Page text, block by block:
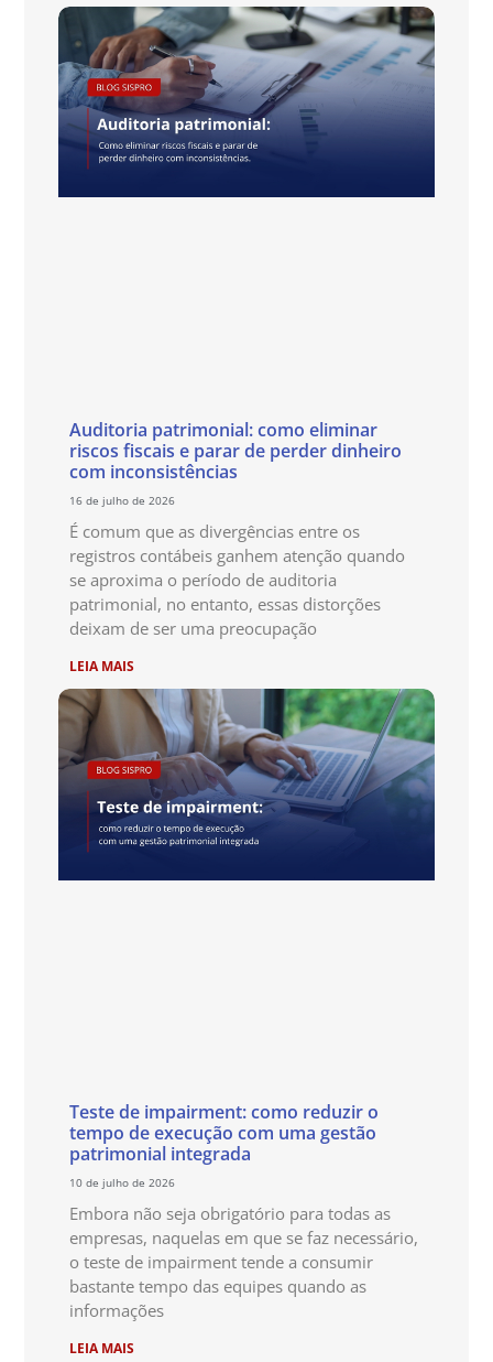
Auditoria patrimonial: como eliminar
riscos fiscais e parar de perder dinheiro
com inconsistências
16 de julho de 2026
É comum que as divergências entre os
registros contábeis ganhem atenção quando
se aproxima o período de auditoria
patrimonial, no entanto, essas distorções
deixam de ser uma preocupação
LEIA MAIS
Teste de impairment: como reduzir o
tempo de execução com uma gestão
patrimonial integrada
10 de julho de 2026
Embora não seja obrigatório para todas as
empresas, naquelas em que se faz necessário,
o teste de impairment tende a consumir
bastante tempo das equipes quando as
informações
LEIA MAIS